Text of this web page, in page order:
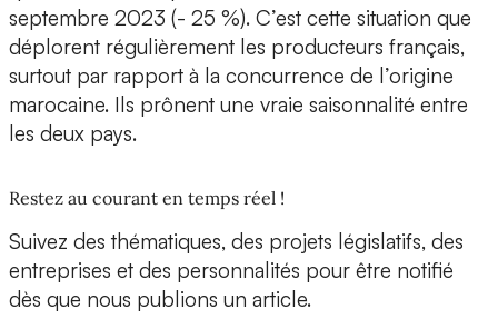
septembre 2023 (- 25 %). C’est cette situation que
déplorent régulièrement les producteurs français,
surtout par rapport à la concurrence de l’origine
marocaine. Ils prônent une vraie saisonnalité entre
les deux pays.
Restez au courant en temps réel !
Suivez des thématiques, des projets législatifs, des
entreprises et des personnalités pour être notifié
dès que nous publions un article.